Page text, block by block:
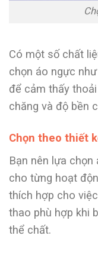
Có một số chất
chọn áo ngực
để cảm thấy
chăng và độ bền
Chọn theo thiết
Bạn nên lựa
cho từng hoạt
thích hợp cho
thao phù hợp khi
thể chất.